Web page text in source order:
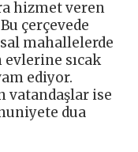
hizmet veren
çerçevede
mahallelerde
sıcak
ediyor.
vatandaşlar ise
dua